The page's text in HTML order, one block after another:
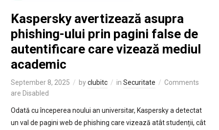
Kaspersky avertizează asupra
phishing-ului prin pagini false de
autentificare care vizează mediul
academic
September 8, 2025 byclubitc in Securitate
Comments
are Disabled
Odată cu începerea noului an universitar, Kaspersky a detectat
un val de pagini web de phishing care vizează atât studenții, cât